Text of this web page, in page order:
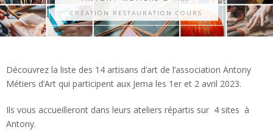
CRÉATION RESTAURATION COURS
Découvrez la liste des 14 artisans d’art de l’association Antony
Métiers d’Art qui participent aux Jema les 1er et 2 avril 2023.
Ils vous accueilleront dans leurs ateliers répartis sur 4 sites à
Antony.